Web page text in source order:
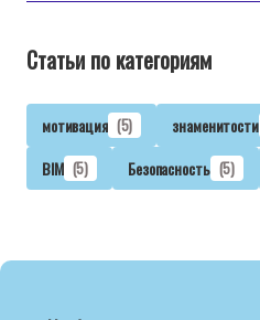
Статьи по категориям
мотивация (5) знаменитости
BIM (5) Безопасность (5)